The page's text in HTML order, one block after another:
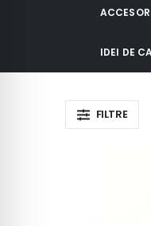
IDEI DE
FILTRE